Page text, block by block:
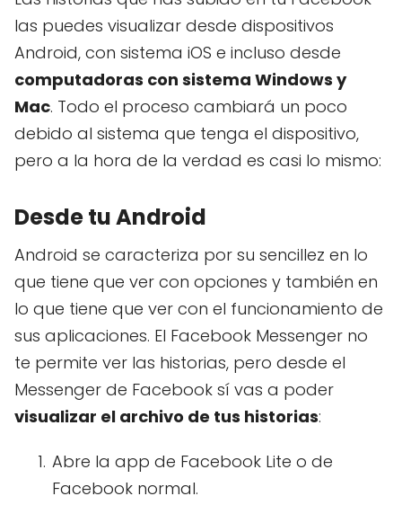
las puedes visualizar desde dispositivos
Android, con sistema iOS e incluso desde
computadoras con sistema Windows y
Mac. Todo el proceso cambiará un poco
debido al sistema que tenga el dispositivo,
pero a la hora de la verdad es casi lo mismo:
Desde tu Android
Android se caracteriza por su sencillez en lo
que tiene que ver con opciones y también en
lo que tiene que ver con el funcionamiento de
sus aplicaciones. El Facebook Messenger no
te permite ver las historias, pero desde el
Messenger de Facebook sí vas a poder
visualizar el archivo de tus historias:
Abre la app de Facebook Lite o de
Facebook normal.